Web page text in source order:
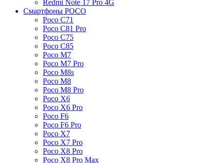
Redmi Note 17 Pro 4G
Смартфоны POCO
Poco C71
Poco C81 Pro
Poco C75
Poco C85
Poco M7
Poco M7 Pro
Poco M8s
Poco M8
Poco M8 Pro
Poco X6
Poco X6 Pro
Poco F6
Poco F6 Pro
Poco X7
Poco X7 Pro
Poco X8 Pro
Poco X8 Pro Max